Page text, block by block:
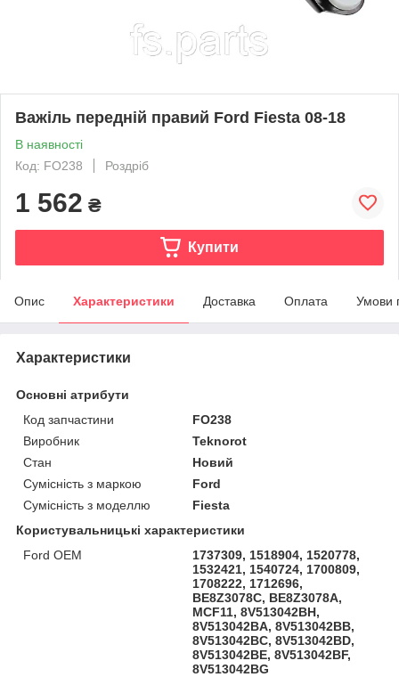
Важіль передній правий Ford Fiesta 08-18
В наявності
Код: FO238
Роздріб
1 562 ₴
Купити
Опис Характеристики Доставка Оплата Умови
Характеристики
Основні атрибути
Код запчастини
FO238
Виробник
Teknorot
Стан
Новий
Сумісність з маркою
Ford
Сумісність з моделлю
Fiesta
Користувальницькі характеристики
Ford OEM
1737309, 1518904, 1520778,
1532421, 1540724, 1700809,
1708222, 1712696,
BE8Z3078C, BE8Z3078A,
MCF11, 8V513042BH,
8V513042BA, 8V513042BB,
8V513042BC, 8V513042BD,
8V513042BE, 8V513042BF,
8V513042BG